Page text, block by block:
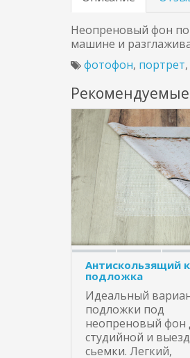
Неопреновый фон
машине и
фотофон, портрет,
Рекомендуемые
Антискользящий
подложка
Идеальный
подложки под
неопреновый фон
студийной и
сьемки. Легкий,